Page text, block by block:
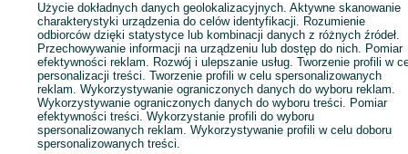
Użycie dokładnych danych geolokalizacyjnych. Aktywne skanowanie
charakterystyki urządzenia do celów identyfikacji. Rozumienie
odbiorców dzięki statystyce lub kombinacji danych z różnych źródeł.
Przechowywanie informacji na urządzeniu lub dostęp do nich. Pomiar
efektywności reklam. Rozwój i ulepszanie usług. Tworzenie profili w
personalizacji treści. Tworzenie profili w celu spersonalizowanych
reklam. Wykorzystywanie ograniczonych danych do wyboru reklam.
Wykorzystywanie ograniczonych danych do wyboru treści. Pomiar
efektywności treści. Wykorzystanie profili do wyboru
spersonalizowanych reklam. Wykorzystywanie profili w celu doboru
spersonalizowanych treści.